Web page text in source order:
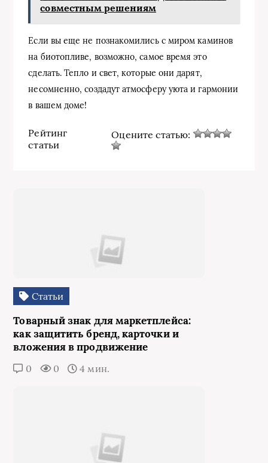
совместным решениям
Если вы еще не познакомились с миром каминов
на биотопливе, возможно, самое время это
сделать. Тепло и свет, которые они дарят,
несомненно, создадут атмосферу уюта и гармонии
в вашем доме!
Рейтинг
статьи
Оцените статью:
Статьи
Товарный знак для маркетплейса:
как защитить бренд, карточки и
вложения в продвижение
0 0 4 мин.